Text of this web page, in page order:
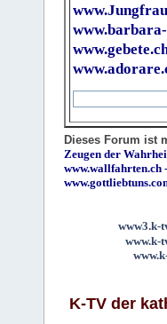
Dieses Forum ist
Zeugen der
www.wallfahrten.ch -
www3.k-
www.k-
K-TV der